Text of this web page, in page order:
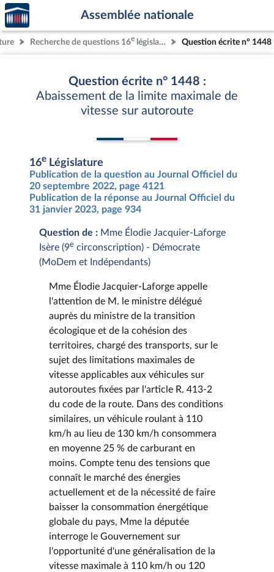
Aller au contenu
Aller en bas de la page
Accèder
à la
page
d'accueil
Assemblée nationale
Recherche de questions 16e législature Question écrite n° 1448
Question écrite n° 1448 :
Abaissement de la limite maximale de
vitesse sur autoroute
16e Législature
Publication de la question au Journal Officiel du
20 septembre 2022, page 4121
Publication de la réponse au Journal Officiel du
31 janvier 2023, page 934
Question de : Mme Élodie Jacquier-Laforge
Isère (9e circonscription) - Démocrate
(MoDem et Indépendants)
Mme Élodie Jacquier-Laforge appelle
l'attention de M. le ministre délégué
auprès du ministre de la transition
écologique et de la cohésion des
territoires, chargé des transports, sur le
sujet des limitations maximales de
vitesse applicables aux véhicules sur
autoroutes fixées par l'article R. 413-2
du code de la route. Dans des conditions
similaires, un véhicule roulant à 110
km/h au lieu de 130 km/h consommera
en moyenne 25 % de carburant en
moins. Compte tenu des tensions que
connaît le marché des énergies
actuellement et de la nécessité de faire
baisser la consommation énergétique
globale du pays, Mme la députée
interroge le Gouvernement sur
l'opportunité d'une généralisation de la
vitesse maximale à 110 km/h ou 120